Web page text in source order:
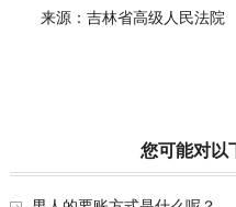
来源：吉林省高级人民法院
您可能对以